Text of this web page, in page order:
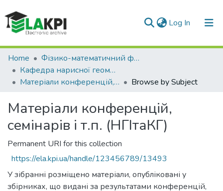
Log In (current)
Communities & Collections
All of DSpace
Home
Фізико-математичний факультет (ФМФ)
Кафедра нарисної геометрії, інженерної та комп'ютерної графіки (НГІтаКГ)
Матеріали конференцій, семінарів і т.п. (НГІтаКГ)
Browse by Subject
Матеріали конференцій,
семінарів і т.п. (НГІтаКГ)
Permanent URI for this collection
https://ela.kpi.ua/handle/123456789/13493
У зібранні розміщено матеріали, опубліковані у
збірниках, що видані за результатами конференцій,